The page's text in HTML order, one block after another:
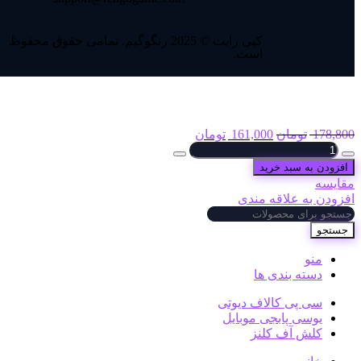
کپی رایت © 2025 رنگوگیم. تمامی حقوق محفوظ
است.
178,800 تومان 161,000 تومان
افزودن به سبد خرید
مقایسه
افزودن به علاقه مندی
جستجو
منو
دسته بندی ها
سی پی کالاف دیوتی
یوسی پابجی موبایل
کلش آف کلنز